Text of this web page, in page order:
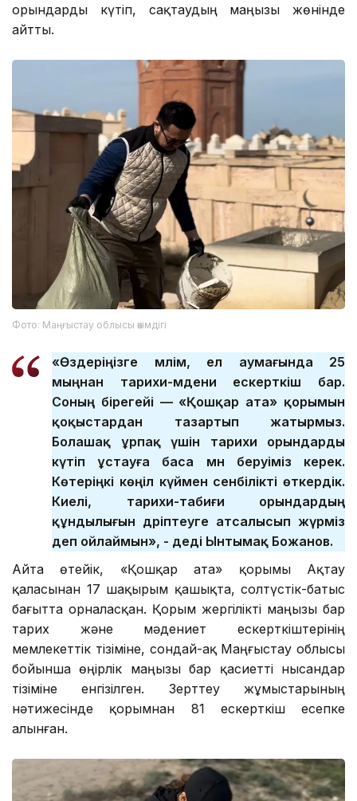
орындарды күтіп, сақтаудың маңызы жөнінде
айтты.
Фото: Маңғыстау облысы әкімдігі
«Өздеріңізге мәлім, ел аумағында 25
мыңнан тарихи-мәдени ескерткіш бар.
Соның бірегейі — «Қошқар ата» қорымын
қоқыстардан тазартып жатырмыз.
Болашақ ұрпақ үшін тарихи орындарды
күтіп ұстауға баса мән беруіміз керек.
Көтеріңкі көңіл күймен сенбілікті өткердік.
Киелі, тарихи-табиғи орындардың
құндылығын дәріптеуге атсалысып жүрміз
деп ойлаймын», - деді Ынтымақ Божанов.
Айта өтейік, «Қошқар ата» қорымы Ақтау
қаласынан 17 шақырым қашықта, солтүстік-батыс
бағытта орналасқан. Қорым жергілікті маңызы бар
тарих және мәдениет ескерткіштерінің
мемлекеттік тізіміне, сондай-ақ Маңғыстау облысы
бойынша өңірлік маңызы бар қасиетті нысандар
тізіміне енгізілген. Зерттеу жұмыстарының
нәтижесінде қорымнан 81 ескерткіш есепке
алынған.